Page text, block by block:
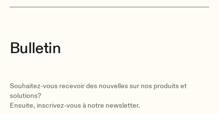
Bulletin
Souhaitez-vous recevoir des nouvelles sur nos produits et
solutions?
Ensuite, inscrivez-vous à notre newsletter.